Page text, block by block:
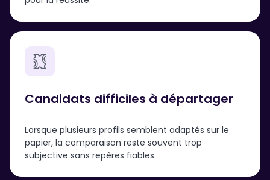
Candidats difficiles à départager
Lorsque plusieurs profils semblent adaptés sur le
papier, la comparaison reste souvent trop
subjective sans repères fiables.